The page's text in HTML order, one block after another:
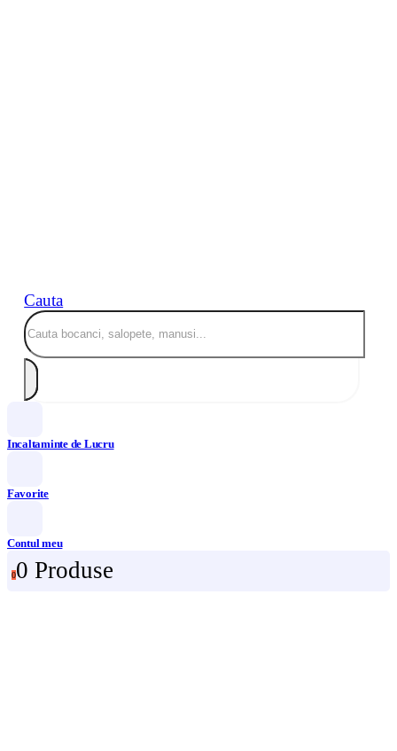
Cauta
Incaltaminte de Lucru
Favorite
Contul meu
00 Produse